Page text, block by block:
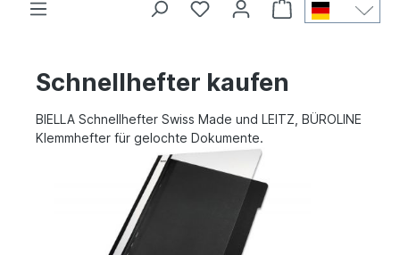
Schnellhefter kaufen
BIELLA Schnellhefter Swiss Made und LEITZ, BÜROLINE
Klemmhefter für gelochte Dokumente.